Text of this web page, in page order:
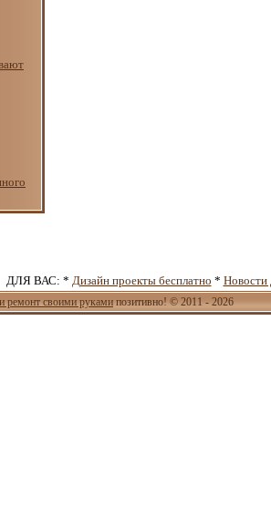
ДЛЯ ВАС: * Дизайн проекты бесплатно * Новости
ремонт своими руками позитивно! © 2011 - 2026